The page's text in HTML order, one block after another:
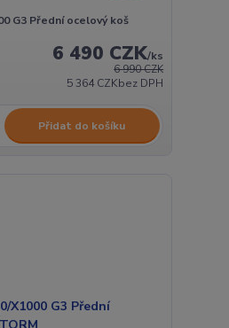
G3 Přední ocelový koš
6 990 CZK
6 490 CZK/ks
5 364 CZKbez DPH
Přidat do košíku